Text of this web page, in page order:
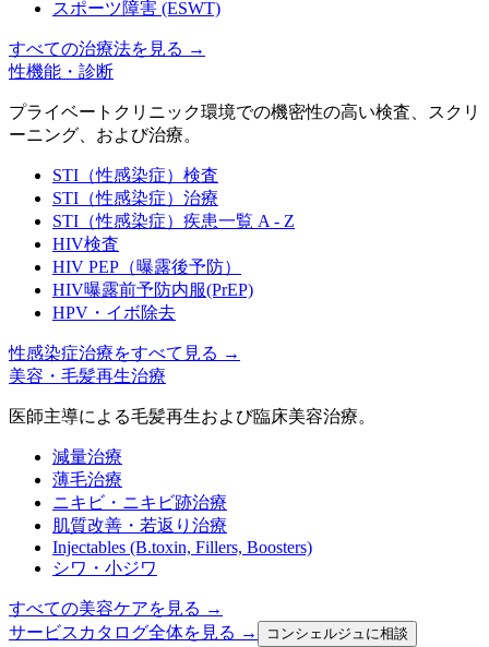
スポーツ障害 (ESWT)
すべての治療法を見る →
性機能・診断
プライベートクリニック環境での機密性の高い検査、スクリ
ーニング、および治療。
STI（性感染症）検査
STI（性感染症）治療
STI（性感染症）疾患一覧 A - Z
HIV検査
HIV PEP（曝露後予防）
HIV曝露前予防内服(PrEP)
HPV・イボ除去
性感染症治療をすべて見る →
美容・毛髪再生治療
医師主導による毛髪再生および臨床美容治療。
減量治療
薄毛治療
ニキビ・ニキビ跡治療
肌質改善・若返り治療
Injectables (B.toxin, Fillers, Boosters)
シワ・小ジワ
すべての美容ケアを見る →
サービスカタログ全体を見る →
コンシェルジュに相談